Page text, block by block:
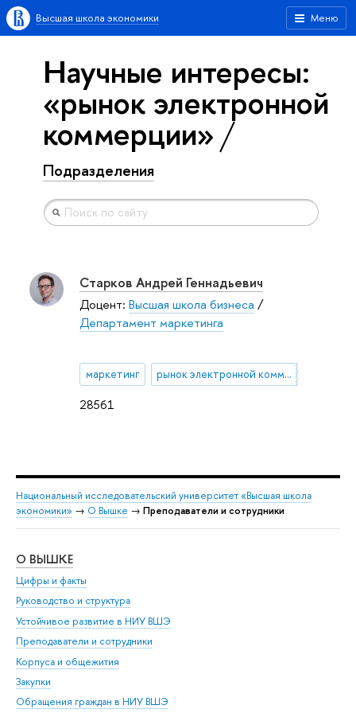
Меню
Высшая школа экономики
Научные интересы:
«рынок электронной
коммерции»
Подразделения
28561
Старков Андрей Геннадьевич
Доцент: Высшая школа бизнеса /
Департамент маркетинга
маркетинг рынок электронной коммерции
Национальный исследовательский университет «Высшая школа
экономики» → О Вышке → Преподаватели и сотрудники
О ВЫШКЕ
Цифры и факты
Руководство и структура
Устойчивое развитие в НИУ ВШЭ
Преподаватели и сотрудники
Корпуса и общежития
Закупки
Обращения граждан в НИУ ВШЭ